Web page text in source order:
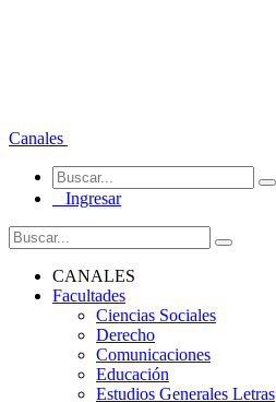
Canales
Ingresar
CANALES
Facultades
Ciencias Sociales
Derecho
Comunicaciones
Educación
Estudios Generales Letras